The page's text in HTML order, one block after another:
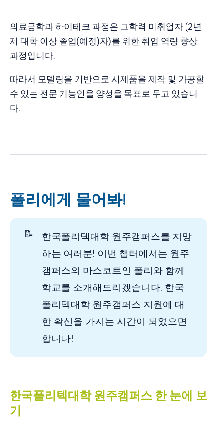
의료공학과 하이테크 과정은 고학력 미취업자 (2년
제 대학 이상 졸업(예정)자)를 위한 취업 역량 향상
과정입니다.
따라서 모델링을 기반으로 시제품을 제작 및 가공할
수 있는 전문 기능인을 양성을 목표로 두고 있습니
다.
폴리에게 물어봐!
📝
한국폴리텍대학 원주캠퍼스를 지망
하는 여러분! 이번 챕터에서는 원주
캠퍼스의 마스코트인 폴리와 함께
학교를 소개해드리겠습니다. 한국
폴리텍대학 원주캠퍼스 지원에 대
한 확신을 가지는 시간이 되었으면
합니다!
한국폴리텍대학 원주캠퍼스 한 눈에 보
기